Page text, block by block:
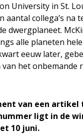
University in St.
aantal collega’s na
dwergplaneet.
alle planeten
eeuw later,
van het onbemande
van een artikel
nummer ligt in de
10 juni.